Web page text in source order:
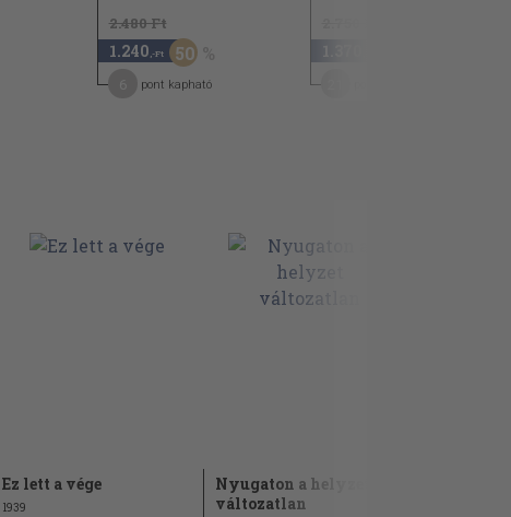
2.480 Ft
1.240 ,-Ft 50
pont kapható
Ez lett a vége
1939
Nyugaton a helyzet
változatlan